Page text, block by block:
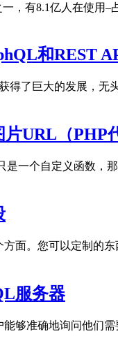
，有8.1亿人在使用–
和REST
得了巨大的发展，无
URL（PHP
是一个自定义函数，
方面。您可以定制的东
服务器
够准确地询问他们需